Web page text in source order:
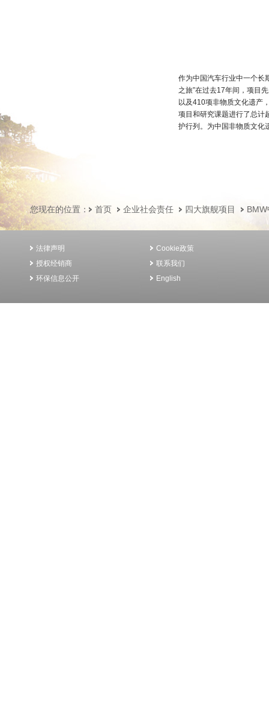
作为中国汽车行业中一个长
之旅”在过去17年间，项目
以及410项非物质文化遗产
项目和研究课题进行了总计
护行列。为中国非物质文化
您现在的位置： 首页 企业社会责任 四大旗舰项目
法律声明
Cookie政策
授权经销商
联系我们
环保信息公开
English